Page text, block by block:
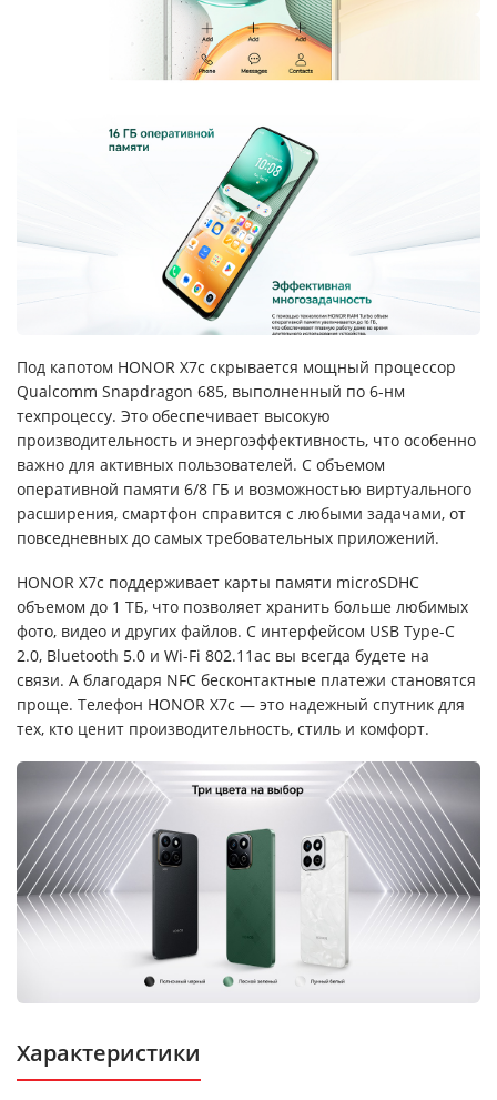
Под капотом HONOR X7c скрывается мощный процессор
Qualcomm Snapdragon 685, выполненный по 6-нм
техпроцессу. Это обеспечивает высокую
производительность и энергоэффективность, что особенно
важно для активных пользователей. С объемом
оперативной памяти 6/8 ГБ и возможностью виртуального
расширения, смартфон справится с любыми задачами, от
повседневных до самых требовательных приложений.
HONOR X7c поддерживает карты памяти microSDHC
объемом до 1 ТБ, что позволяет хранить больше любимых
фото, видео и других файлов. С интерфейсом USB Type-C
2.0, Bluetooth 5.0 и Wi-Fi 802.11ac вы всегда будете на
связи. А благодаря NFC бесконтактные платежи становятся
проще. Телефон HONOR X7c — это надежный спутник для
тех, кто ценит производительность, стиль и комфорт.
Характеристики